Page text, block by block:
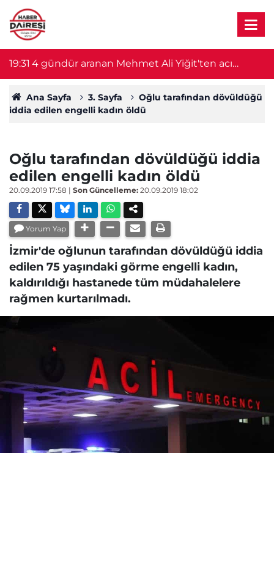
19:31 4 gündür aranan Mehmet Ali Yiğit'ten acı
haber! Cesedi serada bulundu
Ana Sayfa 3. Sayfa
Oğlu tarafından dövüldüğü
iddia edilen engelli kadın öldü
Oğlu tarafından dövüldüğü iddia
edilen engelli kadın öldü
20.09.2019 17:58 | Son Güncelleme: 20.09.2019 18:02
Yorum Yap
İzmir'de oğlunun tarafından dövüldüğü iddia
edilen 75 yaşındaki görme engelli kadın,
kaldırıldığı hastanede tüm müdahalelere
rağmen kurtarılmadı.